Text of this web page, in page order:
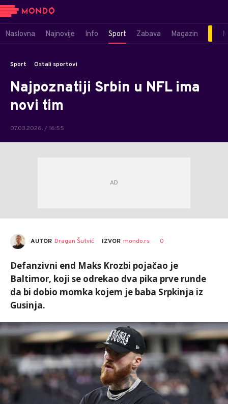
Naslovna Najnovije Info Sport Zabava Magazin
Sport Ostali sportovi
Najpoznatiji Srbin u NFL ima
novi tim
07.03.2026. / 16:55
AUTOR Dragan Šutvić IZVOR mondo.rs 0
Defanzivni end Maks Krozbi pojačao je
Baltimor, koji se odrekao dva pika prve runde
da bi dobio momka kojem je baba Srpkinja iz
Gusinja.